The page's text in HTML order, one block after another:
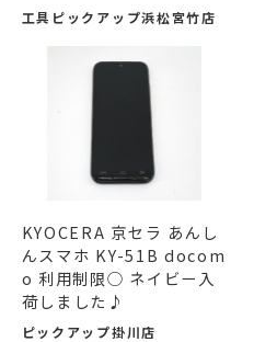
工具ピックアップ浜松宮竹店
KYOCERA 京セラ あんし
んスマホ KY-51B docom
o 利用制限○ ネイビー入
荷しました♪
ピックアップ掛川店